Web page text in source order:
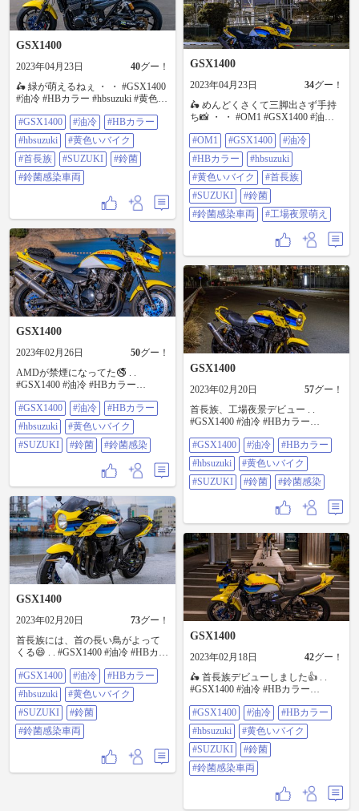
GSX1400
2023年04月23日 40グー！
🛵 緑が萌えるねぇ ・ ・ #GSX1400
#油冷 #HBカラー #hbsuzuki #黄色い
菌感染車両
#GSX1400 #油冷
#HBカラー
#hbsuzuki
#黄色いバイク
#首長族
#SUZUKI
#鈴菌
#鈴菌感染車両
GSX1400
2023年04月23日 34グー！
🛵 めんどくさくて三脚出さず手持
ち📸 ・ ・ #OM1 #GSX1400 #油冷
ク #首長族 #SUZUKI #鈴菌 #鈴菌感
染車両 #工場夜景萌え
#OM1 #GSX1400
#油冷
#HBカラー
#hbsuzuki
#黄色いバイク
#首長族
#SUZUKI
#鈴菌
#鈴菌感染車両
#工場夜景萌え
GSX1400
2023年02月26日 50グー！
AMDが禁煙になってた🚭 . .
#GSX1400 #油冷 #HBカラー
#鈴菌 #鈴菌感染
#GSX1400 #油冷
#HBカラー
#hbsuzuki
#黄色いバイク
#SUZUKI
#鈴菌 #鈴菌感染
GSX1400
2023年02月20日 57グー！
首長族、工場夜景デビュー . .
#GSX1400 #油冷 #HBカラー
#鈴菌 #鈴菌感染
#GSX1400 #油冷
#HBカラー
#hbsuzuki
#黄色いバイク
#SUZUKI
#鈴菌 #鈴菌感染
GSX1400
2023年02月20日 73グー！
首長族には、首の長い鳥がよって
くる😄 . . #GSX1400 #油冷 #HBカラ
#SUZUKI #鈴菌 #鈴菌感染車両
#GSX1400 #油冷
#HBカラー
#hbsuzuki
#黄色いバイク
#SUZUKI
#鈴菌
#鈴菌感染車両
GSX1400
2023年02月18日 42グー！
🛵 首長族デビューしました👍 . .
#GSX1400 #油冷 #HBカラー
#鈴菌 #鈴菌感染車両
#GSX1400 #油冷
#HBカラー
#hbsuzuki
#黄色いバイク
#SUZUKI
#鈴菌
#鈴菌感染車両